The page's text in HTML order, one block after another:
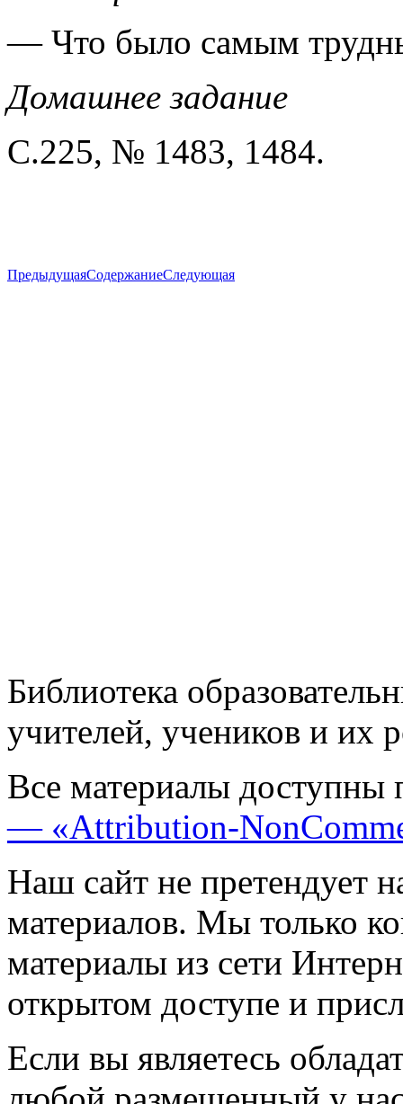
— Что было самым
Домашнее задание
С.225, № 1483, 1484.
ПредыдущаяСодержаниеСледующая
Библиотека
учителей, учеников и их
Все материалы доступны
— «Attribution-
Наш сайт не претендует
материалов. Мы только
материалы из сети
открытом доступе и
Если вы являетесь